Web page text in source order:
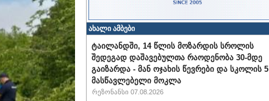
ახალი ამბები
ტაილანდში, 14 წლის მოზარდის სროლის
შედეგად დაშავებულთა რაოდენობა 30-მდე
გაიზარდა - მან ოჯახის წევრები და სკოლის 5
მასწავლებელი მოკლა
რეზონანსი 07.08.2026